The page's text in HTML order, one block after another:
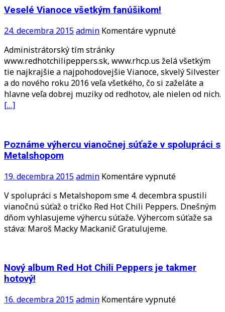
kapela
album
Veselé Vianoce všetkým fanúšikom!
24. decembra 2015admin Komentáre vypnuténa
všetkým
fanúšikom!
Administrátorský tím stránky
www.redhotchilipeppers.sk, www.rhcp.us želá všetkým
tie najkrajšie a najpohodovejšie Vianoce, skvelý Silvester
a do nového roku 2016 veľa všetkého, čo si zaželáte a
hlavne veľa dobrej muziky od redhotov, ale nielen od nich.
[…]
Poznáme výhercu vianočnej súťaže v spolupráci s
Metalshopom
19. decembra 2015admin Komentáre vypnuténa
výhercu
vianočnej
súťaže
V spolupráci s Metalshopom sme 4. decembra spustili
vianočnú súťaž o tričko Red Hot Chili Peppers. Dnešným
dňom vyhlasujeme výhercu súťaže. Výhercom súťaže sa
stáva: Maroš Macky Mackanič Gratulujeme.
Nový album Red Hot Chili Peppers je takmer
hotový!
16. decembra 2015admin Komentáre vypnuténa